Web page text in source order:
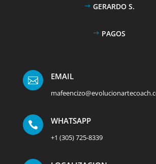
GERARDO S.
PAGOS
 EMAIL
 WHATSAPP
+1 (305) 725-8339